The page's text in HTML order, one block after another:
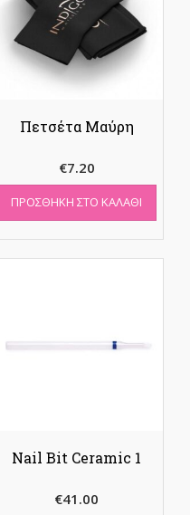
Πετσέτα Μαύρη
€7.20
ΠΡΟΣΘΉΚΗ ΣΤΟ ΚΑΛΆΘΙ
Nail Bit Ceramic 1
€41.00